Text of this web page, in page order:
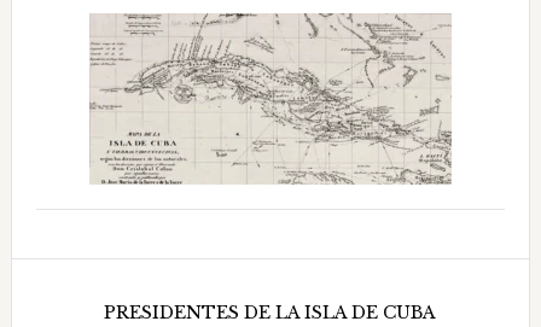
PRESIDENTES DE LA ISLA DE CUBA